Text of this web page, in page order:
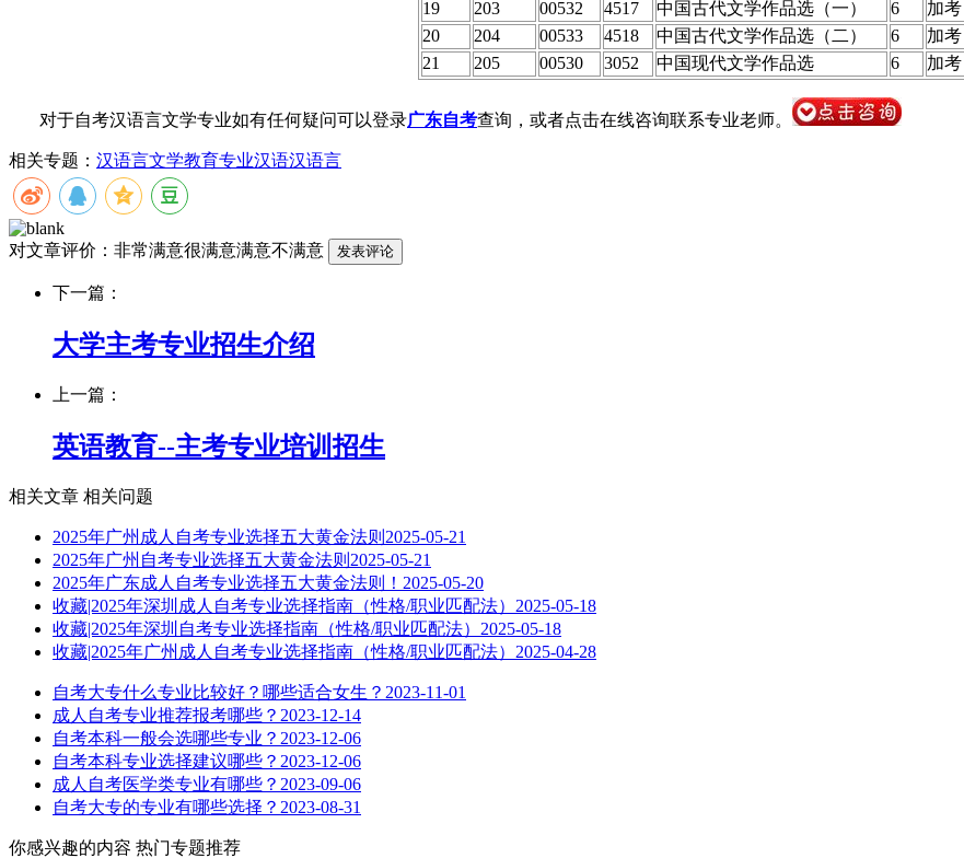
19
203 00532 4517 中国古代文学作品选（一） 6 加考
20
204 00533 4518 中国古代文学作品选（二） 6 加考
21
205 00530 3052 中国现代文学作品选 6 加考
对于自考汉语言文学专业如有任何疑问可以登录广东自考查询，或者点击在线咨询联系专业老师。
相关专题： 汉语言文学教育专业汉语汉语言
对文章评价： 非常满意很满意满意不满意
下一篇：
大学主考专业招生介绍
上一篇：
英语教育--主考专业培训招生
相关文章 相关问题
2025年广州成人自考专业选择五大黄金法则 2025-05-21
2025年广州自考专业选择五大黄金法则 2025-05-21
2025年广东成人自考专业选择五大黄金法则！ 2025-05-20
收藏|2025年深圳成人自考专业选择指南（性格/职业匹配法） 2025-05-18
收藏|2025年深圳自考专业选择指南（性格/职业匹配法） 2025-05-18
收藏|2025年广州成人自考专业选择指南（性格/职业匹配法） 2025-04-28
自考大专什么专业比较好？哪些适合女生？ 2023-11-01
成人自考专业推荐报考哪些？ 2023-12-14
自考本科一般会选哪些专业？ 2023-12-06
自考本科专业选择建议哪些？ 2023-12-06
成人自考医学类专业有哪些？ 2023-09-06
自考大专的专业有哪些选择？ 2023-08-31
你感兴趣的内容 热门专题推荐